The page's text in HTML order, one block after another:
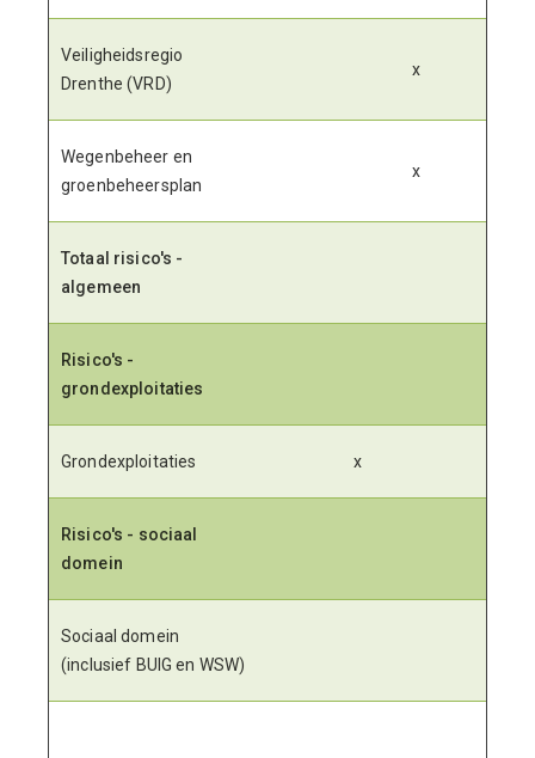
Veiligheidsregio
Drenthe (VRD)
x
Wegenbeheer en
groenbeheersplan
x
Totaal risico's -
algemeen
Risico's -
grondexploitaties
Grondexploitaties x
Risico's - sociaal
domein
Sociaal domein
(inclusief BUIG en WSW)